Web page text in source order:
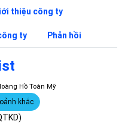
thiệu công ty
ty Phản hồi
Hồ Toàn Mỹ
khắc